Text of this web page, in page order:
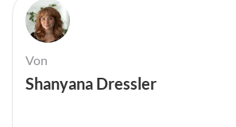
Von
Shanyana Dressler